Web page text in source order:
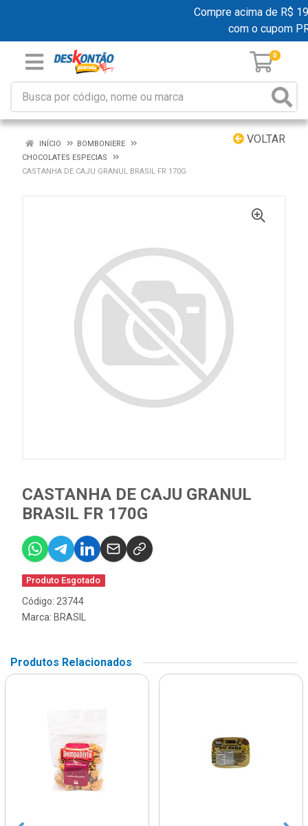
Compre acima de R$
com o cupom
0
VOLTAR
INÍCIO
BOMBONIERE
CHOCOLATES ESPECIAS
CASTANHA DE CAJU GRANUL BRASIL FR 170G
CASTANHA DE CAJU GRANUL
BRASIL FR 170G
Produto Esgotado
Código: 23744
Marca: BRASIL
Produtos Relacionados